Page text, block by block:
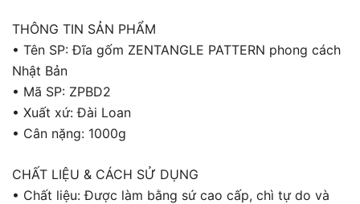
THÔNG TIN SẢN PHẨM
• Tên SP: Đĩa gốm ZENTANGLE PATTERN phong cách
Nhật Bản
• Mã SP: ZPBD2
• Xuất xứ: Đài Loan
• Cân nặng: 1000g
CHẤT LIỆU & CÁCH SỬ DỤNG
• Chất liệu: Được làm bằng sứ cao cấp, chì tự do và